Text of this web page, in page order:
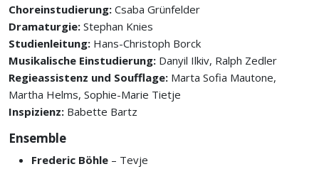
Choreinstudierung: Csaba Grünfelder
Dramaturgie: Stephan Knies
Studienleitung: Hans-Christoph Borck
Musikalische Einstudierung: Danyil Ilkiv, Ralph Zedler
Regieassistenz und Soufflage: Marta Sofia Mautone,
Martha Helms, Sophie-Marie Tietje
Inspizienz: Babette Bartz
Ensemble
Frederic Böhle – Tevje